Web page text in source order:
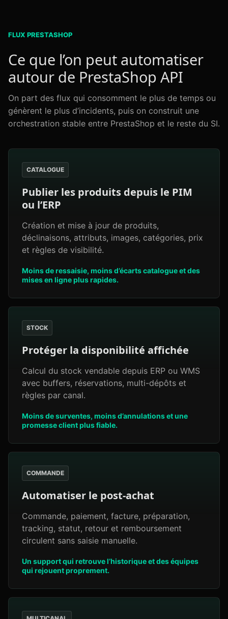
FLUX PRESTASHOP
Ce que l’on peut automatiser
autour de PrestaShop API
On part des flux qui consomment le plus de temps ou
génèrent le plus d’incidents, puis on construit une
orchestration stable entre PrestaShop et le reste du SI.
CATALOGUE
Publier les produits depuis le PIM
ou l’ERP
Création et mise à jour de produits,
déclinaisons, attributs, images, catégories, prix
et règles de visibilité.
Moins de ressaisie, moins d’écarts catalogue et des
mises en ligne plus rapides.
STOCK
Protéger la disponibilité affichée
Calcul du stock vendable depuis ERP ou WMS
avec buffers, réservations, multi-dépôts et
règles par canal.
Moins de surventes, moins d’annulations et une
promesse client plus fiable.
COMMANDE
Automatiser le post-achat
Commande, paiement, facture, préparation,
tracking, statut, retour et remboursement
circulent sans saisie manuelle.
Un support qui retrouve l’historique et des équipes
qui rejouent proprement.